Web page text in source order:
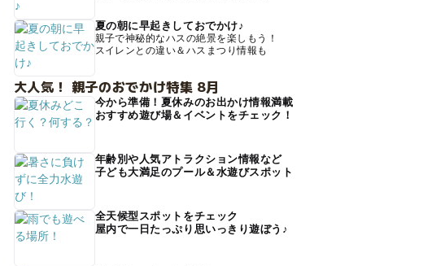
夏の朝に早起きしておでかけ♪
親子で神秘的なハスの絶景を楽しもう！
スイレンとの違い＆ハスまつり情報も
大人気！ 親子のおでかけ特集 8月
今から準備！夏休みのお出かけ情報満載
おすすめ遊び場＆イベントをチェック！
年齢別や人気アトラクション情報など
子ども大満足のプール＆水遊びスポット
全天候型スポットをチェック
屋内で一日たっぷり思いっきり遊ぼう♪